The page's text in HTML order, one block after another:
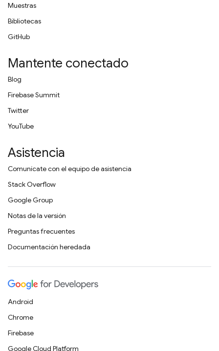
Muestras
Bibliotecas
GitHub
Mantente conectado
Blog
Firebase Summit
Twitter
YouTube
Asistencia
Comunícate con el equipo de asistencia
Stack Overflow
Google Group
Notas de la versión
Preguntas frecuentes
Documentación heredada
Android
Chrome
Firebase
Google Cloud Platform